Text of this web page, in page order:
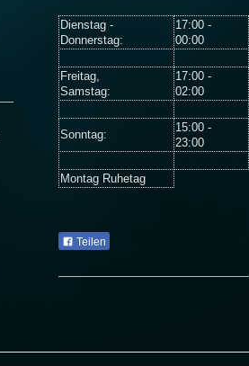
Dienstag -
Donnerstag:
17:00 -
00:00
Freitag,
Samstag:
17:00 -
02:00
Sonntag:
15:00 -
23:00
Montag Ruhetag
Teilen